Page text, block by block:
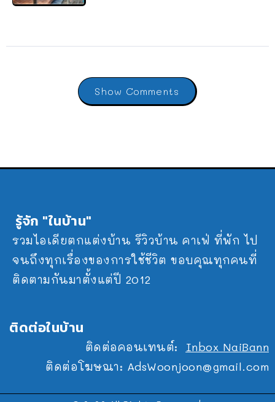
Show Comments
รู้จัก "ในบ้าน"
รวมไอเดียตกแต่งบ้าน รีวิวบ้าน คาเฟ่ ที่พัก ไป
จนถึงทุกเรื่องของการใช้ชีวิต ขอบคุณทุกคนที่
ติดตามกันมาตั้งแต่ปี 2012
ติดต่อในบ้าน
ติดต่อคอนเทนต์: Inbox NaiBann
ติดต่อโฆษณา: AdsWoonjoon@gmail.com